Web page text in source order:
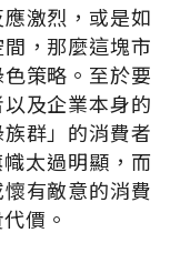
激烈，或是如
，那麼這塊市
策略。至於要
及企業本身的
群」的消費者
太過明顯，而
有敵意的消費
價。